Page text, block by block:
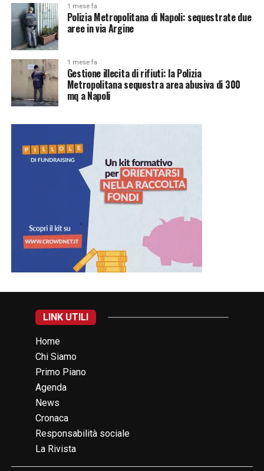
1 mese fa
Polizia Metropolitana di Napoli: sequestrate due
aree in via Argine
1 mese fa
Gestione illecita di rifiuti: la Polizia
Metropolitana sequestra area abusiva di 300
mq a Napoli
LINK UTILI
Home
Chi Siamo
Primo Piano
Agenda
News
Cronaca
Responsabilità sociale
La Rivista